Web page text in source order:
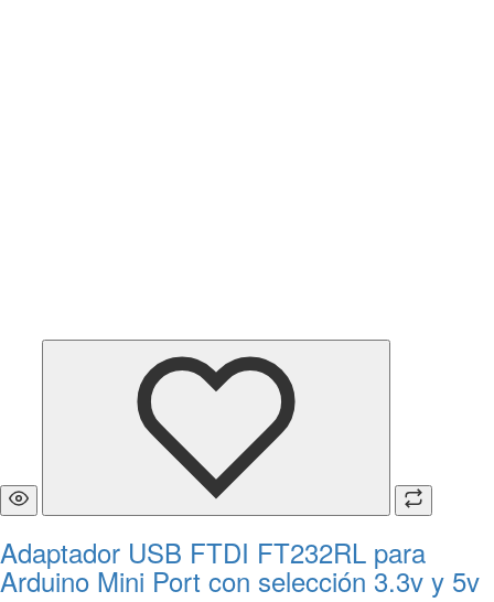
Adaptador USB FTDI FT232RL para
Arduino Mini Port con selección 3.3v y 5v